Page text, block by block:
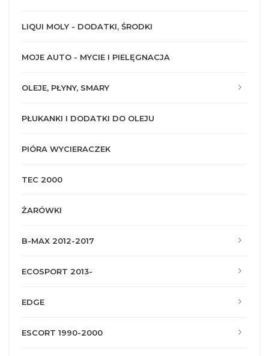
LIQUI MOLY - DODATKI, ŚRODKI
MOJE AUTO - MYCIE I PIELĘGNACJA
OLEJE, PŁYNY, SMARY
PŁUKANKI I DODATKI DO OLEJU
PIÓRA WYCIERACZEK
TEC 2000
ŻARÓWKI
B-MAX 2012-2017
ECOSPORT 2013-
EDGE
ESCORT 1990-2000